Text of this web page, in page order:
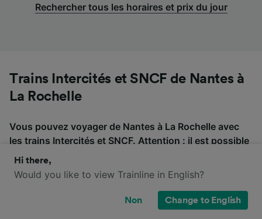
Rechercher tous les horaires et prix du jour
Trains Intercités et SNCF de Nantes à
La Rochelle
Vous pouvez voyager de Nantes à La Rochelle avec
les trains Intercités et SNCF. Attention : il est possible
que le trajet soit desservi par différentes compagnies
de train et que des changements soient prévus.
Vérifiez donc bien si vous devez prendre une
correspondance avant d'acheter vos billets de train.
Hi there,
Would you like to view Trainline in English?
Non Change to English